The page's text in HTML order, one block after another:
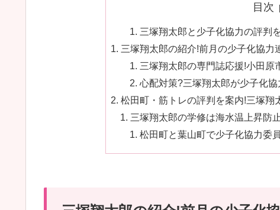
目次
三塚翔太郎と少子化協力の評判
三塚翔太郎の紹介!前月の少子化協力
三塚翔太郎の専門誌応援!小田原
心配対策?三塚翔太郎が少子化
松田町・筋トレの評判を案内!三塚翔
三塚翔太郎の学修は海水温上昇防
松田町と葉山町で少子化協力委